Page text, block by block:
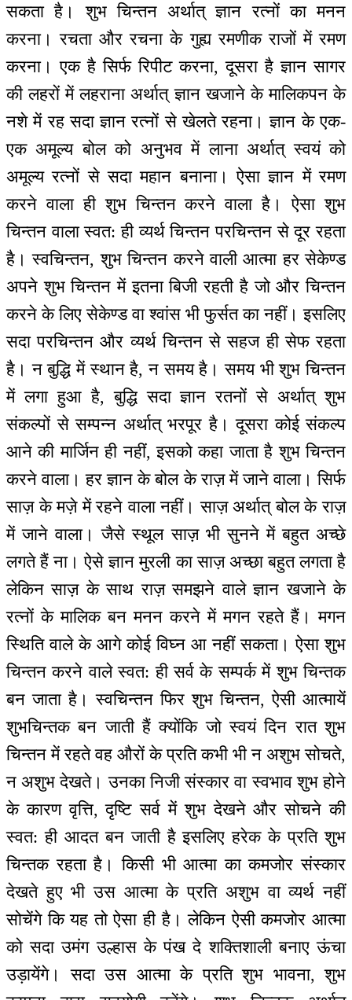
सकता है। शुभ चिन्तन अर्थात् ज्ञान रत्नों का मनन
करना। रचता और रचना के गुह्य रमणीक राजों में रमण
करना। एक है सिर्फ रिपीट करना, दूसरा है ज्ञान सागर
की लहरों में लहराना अर्थात् ज्ञान खजाने के मालिकपन के
नशे में रह सदा ज्ञान रत्नों से खेलते रहना। ज्ञान के एक-
एक अमूल्य बोल को अनुभव में लाना अर्थात् स्वयं को
अमूल्य रत्नों से सदा महान बनाना। ऐसा ज्ञान में रमण
करने वाला ही शुभ चिन्तन करने वाला है। ऐसा शुभ
चिन्तन वाला स्वत: ही व्यर्थ चिन्तन परचिन्तन से दूर रहता
है। स्वचिन्तन, शुभ चिन्तन करने वाली आत्मा हर सेकेण्ड
अपने शुभ चिन्तन में इतना बिजी रहती है जो और चिन्तन
करने के लिए सेकेण्ड वा श्वांस भी फुर्सत का नहीं। इसलिए
सदा परचिन्तन और व्यर्थ चिन्तन से सहज ही सेफ रहता
है। न बुद्धि में स्थान है, न समय है। समय भी शुभ चिन्तन
में लगा हुआ है, बुद्धि सदा ज्ञान रतनों से अर्थात् शुभ
संकल्पों से सम्पन्न अर्थात् भरपूर है। दूसरा कोई संकल्प
आने की मार्जिन ही नहीं, इसको कहा जाता है शुभ चिन्तन
करने वाला। हर ज्ञान के बोल के राज़ में जाने वाला। सिर्फ
साज़ के मज़े में रहने वाला नहीं। साज़ अर्थात् बोल के राज़
में जाने वाला। जैसे स्थूल साज़ भी सुनने में बहुत अच्छे
लगते हैं ना। ऐसे ज्ञान मुरली का साज़ अच्छा बहुत लगता है
लेकिन साज़ के साथ राज़ समझने वाले ज्ञान खजाने के
रत्नों के मालिक बन मनन करने में मगन रहते हैं। मगन
स्थिति वाले के आगे कोई विघ्न आ नहीं सकता। ऐसा शुभ
चिन्तन करने वाले स्वत: ही सर्व के सम्पर्क में शुभ चिन्तक
बन जाता है। स्वचिन्तन फिर शुभ चिन्तन, ऐसी आत्मायें
शुभचिन्तक बन जाती हैं क्योंकि जो स्वयं दिन रात शुभ
चिन्तन में रहते वह औरों के प्रति कभी भी न अशुभ सोचते,
न अशुभ देखते। उनका निजी संस्कार वा स्वभाव शुभ होने
के कारण वृत्ति, दृष्टि सर्व में शुभ देखने और सोचने की
स्वत: ही आदत बन जाती है इसलिए हरेक के प्रति शुभ
चिन्तक रहता है। किसी भी आत्मा का कमजोर संस्कार
देखते हुए भी उस आत्मा के प्रति अशुभ वा व्यर्थ नहीं
सोचेंगे कि यह तो ऐसा ही है। लेकिन ऐसी कमजोर आत्मा
को सदा उमंग उल्हास के पंख दे शक्तिशाली बनाए ऊंचा
उड़ायेंगे। सदा उस आत्मा के प्रति शुभ भावना, शुभ